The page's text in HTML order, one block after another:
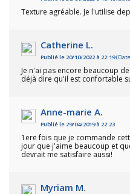
Texture agréable. Je l'utilise
Catherine L.
Publié le 20/10/2022 à 22:19
Je n'ai pas encore beaucoup
déjà dire qu'il est confortable
Anne-marie A.
Publié le 29/04/2019 à 22:23
1ere fois que je commande
jour que j'aime beaucoup et
devrait me satisfaire aussi!
Myriam M.